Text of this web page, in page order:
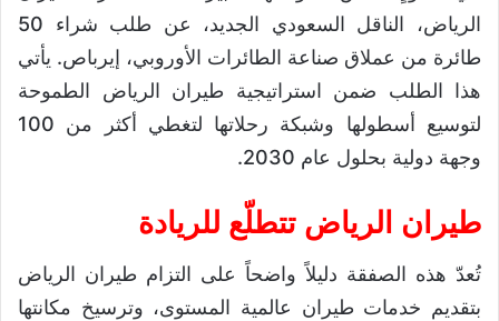
الرياض، الناقل السعودي الجديد، عن طلب شراء 50
طائرة من عملاق صناعة الطائرات الأوروبي، إيرباص. يأتي
هذا الطلب ضمن استراتيجية طيران الرياض الطموحة
لتوسيع أسطولها وشبكة رحلاتها لتغطي أكثر من 100
وجهة دولية بحلول عام 2030.
طيران الرياض تتطلّع للريادة
تُعدّ هذه الصفقة دليلاً واضحاً على التزام طيران الرياض
بتقديم خدمات طيران عالمية المستوى، وترسيخ مكانتها